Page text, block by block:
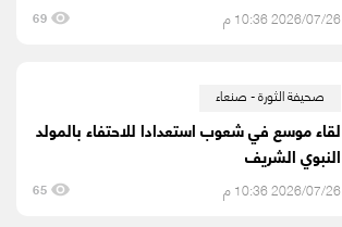
2026/07/26 10:36 م 69
صحيفة الثورة - صنعاء
لقاء موسع في شعوب استعدادا للاحتفاء بالمولد
النبوي الشريف
2026/07/26 10:36 م 65